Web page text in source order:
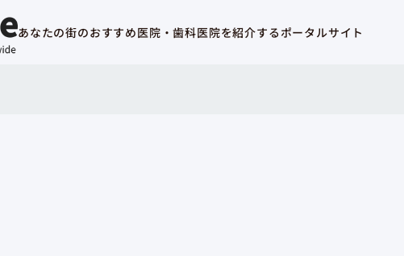
あなたの街のおすすめ医院・歯科医院を紹介するポータルサイト